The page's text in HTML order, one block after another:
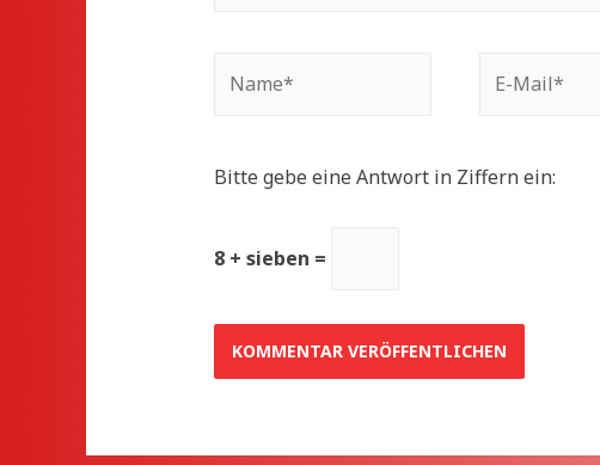
Mail*
Bitte gebe eine Antwort in Ziffern ein:
8 + sieben =